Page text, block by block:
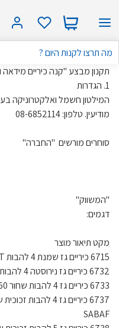
תקנון מבצע "קנה כיריים מידאה
1. הגדרות
מודיעין. טלפון: 08-6852114
סוחרים מורשים "החברה"
"המשווק"
דגמים:
מקט תיאור מוצר
6715 כיריים גז שמנת 4 להבות MIDEA 60G40ME084-GFT
6732 כיריים גז נירוסטה 4 להבות סופר טורבו MIDEA 60SM097
6733 כיריים גז 4 להבות שחור 60 סמ סופר טורבו MIDEA 60GM097
SABAF